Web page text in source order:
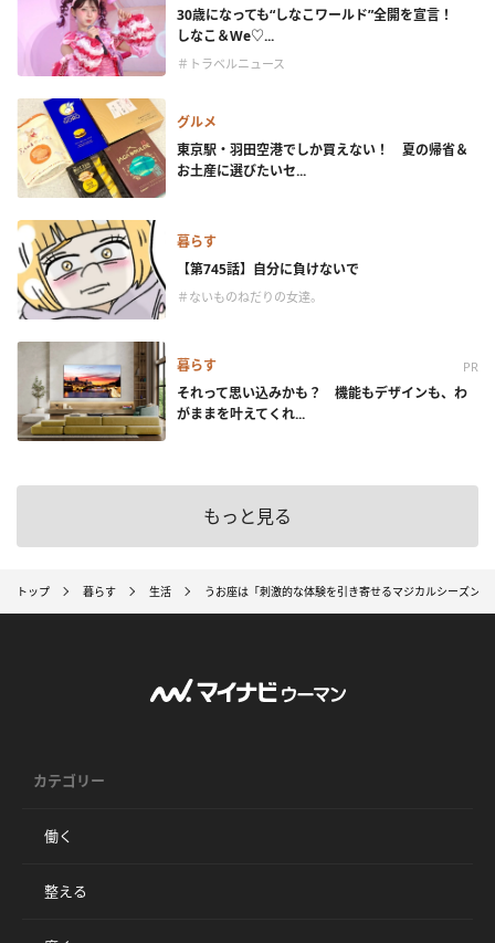
30歳になっても“しなこワールド”全開を宣言！
しなこ＆We♡...
＃トラベルニュース
グルメ
東京駅・羽田空港でしか買えない！ 夏の帰省＆
お土産に選びたいセ...
暮らす
【第745話】自分に負けないで
＃ないものねだりの女達。
暮らす PR
それって思い込みかも？ 機能もデザインも、わ
がままを叶えてくれ...
もっと見る
トップ 暮らす 生活 うお座は「刺激的な体験を引き寄せるマジカルシーズン
カテゴリー
働く
整える